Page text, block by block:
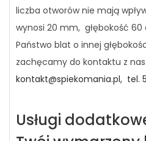
liczba otworów nie mają
wynosi 20 mm, głębokość
Państwo blat o innej
zachęcamy do kontaktu z
kontakt@spiekomania.pl, tel.
Usługi